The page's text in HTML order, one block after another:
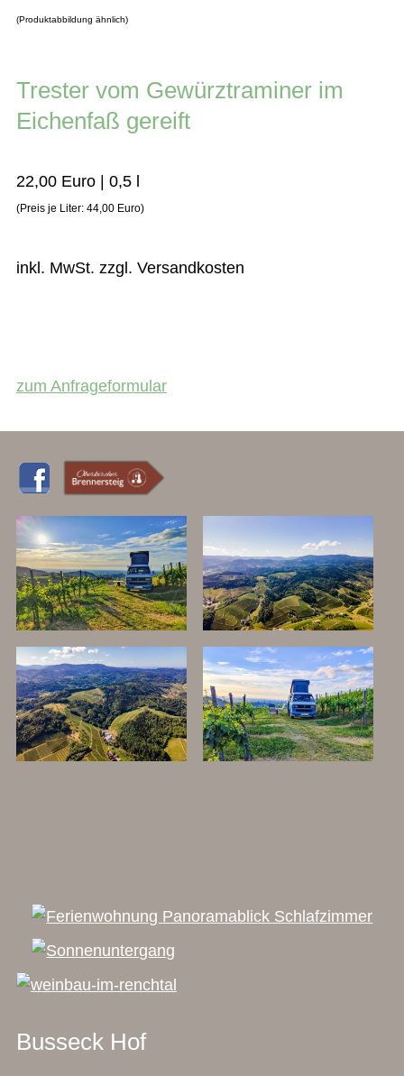
(Produktabbildung ähnlich)
Trester vom Gewürztraminer im
Eichenfaß gereift
22,00 Euro | 0,5 l
(Preis je Liter: 44,00 Euro)
inkl. MwSt. zzgl. Versandkosten
zum Anfrageformular
Busseck Hof